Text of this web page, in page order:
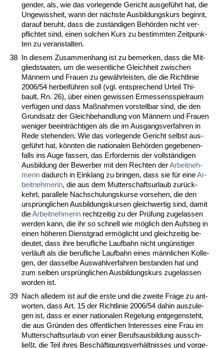
gen­der, als, wie das vor­le­gen­de Ge­richt aus­geführt hat, die
Un­ge­wiss­heit, wann der nächs­te Aus­bil­dungs­kurs be­ginnt,
dar­auf be­ruht, dass die zuständi­gen Behörden nicht ver­
pflich­tet sind, ei­nen sol­chen Kurs zu be­stimm­ten Zeit­punk­
ten zu ver­an­stal­ten.
38 In die­sem Zu­sam­men­hang ist zu be­mer­ken, dass die Mit­
glied­staa­ten, um die we­sent­li­che Gleich­heit zwi­schen
Männern und Frau­en zu gewähr­leis­ten, die die Richt­li­nie
2006/54 her­beiführen soll (vgl. ent­spre­chend Ur­teil Thi­
bault, Rn. 26), über ei­nen ge­wis­sen Er­mes­sens­spiel­raum
verfügen und dass Maßnah­men vor­stell­bar sind, die den
Grund­satz der Gleich­be­hand­lung von Männern und Frau­en
we­ni­ger be­ein­träch­ti­gen als die im Aus­gangs­ver­fah­ren in
Re­de ste­hen­den. Wie das vor­le­gen­de Ge­richt selbst aus­
geführt hat, könn­ten die na­tio­na­len Behörden ge­ge­be­nen­
falls ins Au­ge fas­sen, das Er­for­der­nis der vollständi­gen
Aus­bil­dung der Be­wer­ber mit den Rech­ten derAr­beit­neh­
me­rin da­durch in Ein­klang zu brin­gen, dass sie für ei­neAr­
beit­neh­me­rin, die aus dem Mut­ter­schafts­ur­laub zurück­
kehrt, par­al­le­le Nach­schu­lungs­kur­se vor­se­hen, die den
ursprüng­li­chen Aus­bil­dungs­kur­sen gleich­wer­tig sind, da­mit
dieAr­beit­neh­me­rin recht­zei­tig zu der Prüfung zu­ge­las­sen
wer­den kann, die ihr so schnell wie möglich den Auf­stieg in
ei­nen höhe­ren Dienst­grad ermöglicht und gleich­zei­tig be­
deu­tet, dass ih­re be­ruf­li­che Lauf­bahn nicht ungüns­ti­ger
verläuft als die be­ruf­li­che Lauf­bahn ei­nes männ­li­chen Kol­le­
gen, der das­sel­be Aus­wahl­ver­fah­ren be­stan­den hat und
zum sel­ben ursprüng­li­chen Aus­bil­dungs­kurs zu­ge­las­sen
wor­den ist.
39 Nach al­le­dem ist auf die ers­te und die zwei­te Fra­ge zu ant­
wor­ten, dass Art. 15 der Richt­li­nie 2006/54 da­hin aus­zu­le­
gen ist, dass er ei­ner na­tio­na­len Re­ge­lung ent­ge­gen­steht,
die aus Gründen des öffent­li­chen In­ter­es­ses ei­ne Frau im
Mut­ter­schafts­ur­laub von ei­ner Be­rufs­aus­bil­dung aus­sch­
ließt, die Teil ih­res Beschäfti­gungs­verhält­nis­ses und vor­ge­